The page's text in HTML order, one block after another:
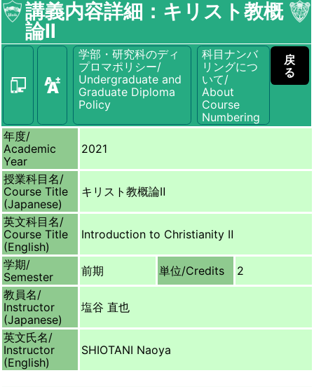
講義内容詳細：キリスト教概
論Ⅱ
学部・研究科のディ
プロマポリシー/
Undergraduate and
Graduate Diploma
Policy
科目ナンバ
リングにつ
いて/
About
Course
Numbering
戻
る
年度/
Academic
Year
2021
授業科目名/
Course Title
(Japanese)
キリスト教概論Ⅱ
英文科目名/
Course Title
(English)
Introduction to Christianity Ⅱ
学期/
Semester
前期 単位/Credits
2
教員名/
Instructor
(Japanese)
塩谷 直也
英文氏名/
Instructor
(English)
SHIOTANI Naoya